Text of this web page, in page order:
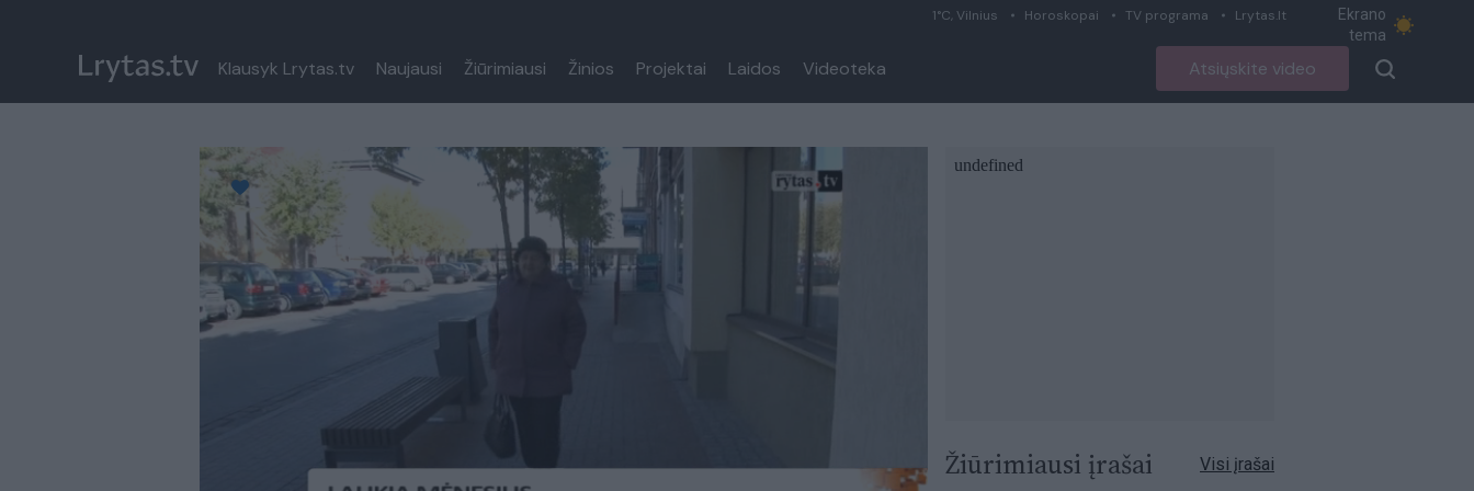
1°C, Vilnius Horoskopai TV programa Lrytas.lt
Ekrano
tema
Klausyk Lrytas.tv Naujausi Žiūrimiausi Žinios Projektai Laidos Videoteka Atsiųskite video
Paremkite Ukrainą
Žiūrimiausi įrašai Visi įrašai